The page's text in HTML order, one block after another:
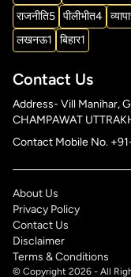
राजनीति5 पीलीभीत4
लखनऊ1 बिहार1
Contact Us
Address- Vill Manihar,
CHAMPAWAT
Contact Mobile No.
About Us
Privacy Policy
Contact Us
Disclaimer
Terms & Conditions
© Copyright 2026 - All